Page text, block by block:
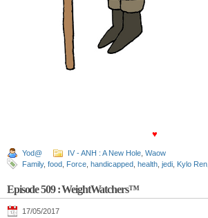
♥
Yod@ IV - ANH : A New Hole Waow
Family, food Force handicapped health jedi Kylo Ren
Episode 509 : WeightWatchers™
17/05/2017